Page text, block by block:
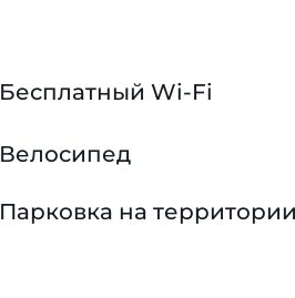
Бесплатный Wi-Fi
Велосипед
Парковка на территории